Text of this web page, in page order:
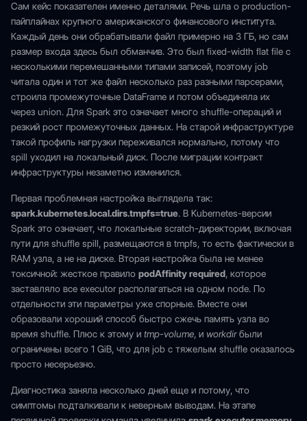
Сам кейс показателен именно деталями. Речь шла о production-
пайплайнах крупного американского финансового института.
Каждый день они обрабатывали файл примерно на 3 ГБ, но сам
размер входа здесь был обманчив. Это был fixed-width flat file с
несколькими перемешанными типами записей, поэтому job
читала один и тот же файл несколько раз разными парсерами,
строила промежуточные DataFrame и потом объединяла их
через union. Для Spark это означает много shuffle-операций и
резкий рост промежуточных данных. На старой инфраструктуре
такой профиль нагрузки переживался нормально, потому что
spill уходил на локальный диск. После миграции контракт
инфраструктуры незаметно изменился.
Первая проблемная настройка выглядела так:
spark.kubernetes.local.dirs.tmpfs=true. В Kubernetes-версии
Spark это означает, что локальные scratch-директории, включая
пути для shuffle spill, размещаются в tmpfs, то есть фактически в
RAM узла, а не на диске. Вторая настройка была не менее
токсичной: жесткое правило podAffinity required, которое
заставляло все executor располагаться на одном node. По
отдельности эти параметры уже спорные. Вместе они
образовали хороший способ быстро сжечь память узла во
время shuffle. Плюс к этому и tmp-volume, и workdirбыли
ограничены всего 1 GiB, что для job с тяжелым shuffle оказалось
просто несерьезно.
Диагностика заняла несколько дней еще и потому, что
симптомы подталкивали к неверным выводам. На этапе